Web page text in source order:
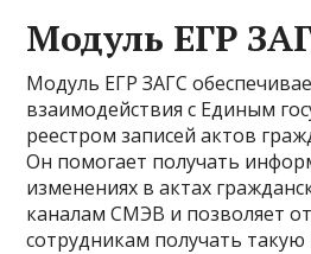
Модуль ЕГР
Модуль ЕГР ЗАГС
взаимодействия с Единым
реестром записей актов
Он помогает получать
изменениях в актах
каналам СМЭВ и позволяет
сотрудникам получать